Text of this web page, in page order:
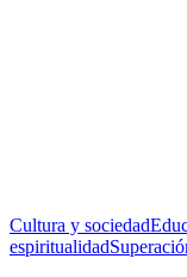
Cultura y sociedad
espiritualidad